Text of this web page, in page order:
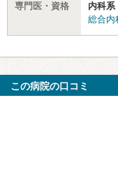
専門医・資格
内科系
総合内
この病院の口コミ